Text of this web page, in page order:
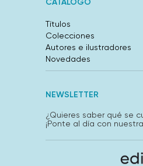
CATÁLOGO
Títulos
Colecciones
Autores e ilustradores
Novedades
NEWSLETTER
¿Quieres saber qué se
¡Ponte al día con